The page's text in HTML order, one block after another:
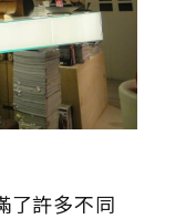
了許多不同